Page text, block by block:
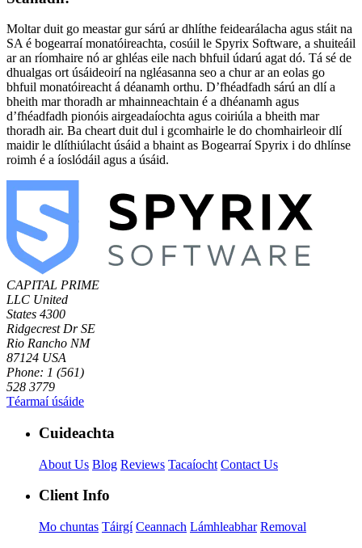
Moltar duit go meastar gur sárú ar dhlíthe feidearálacha agus stáit na
SA é bogearraí monatóireachta, cosúil le Spyrix Software, a shuiteáil
ar an ríomhaire nó ar ghléas eile nach bhfuil údarú agat dó. Tá sé de
dhualgas ort úsáideoirí na ngléasanna seo a chur ar an eolas go
bhfuil monatóireacht á déanamh orthu. D’fhéadfadh sárú an dlí a
bheith mar thoradh ar mhainneachtain é a dhéanamh agus
d’fhéadfadh pionóis airgeadaíochta agus coiriúla a bheith mar
thoradh air. Ba cheart duit dul i gcomhairle le do chomhairleoir dlí
maidir le dlíthiúlacht úsáid a bhaint as Bogearraí Spyrix i do dhlínse
roimh é a íoslódáil agus a úsáid.
CAPITAL PRIME
LLC United
States 4300
Ridgecrest Dr SE
Rio Rancho NM
87124 USA
Phone: 1 (561)
528 3779
Téarmaí úsáide
Cuideachta
About Us Blog Reviews Tacaíocht Contact Us
Client Info
Mo chuntas Táirgí Ceannach Lámhleabhar Removal